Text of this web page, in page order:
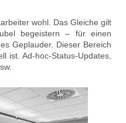
wohl. Das Gleiche gilt
begeistern – für einen
Geplauder. Dieser Bereich
ist. Ad-hoc-Status-Updates,